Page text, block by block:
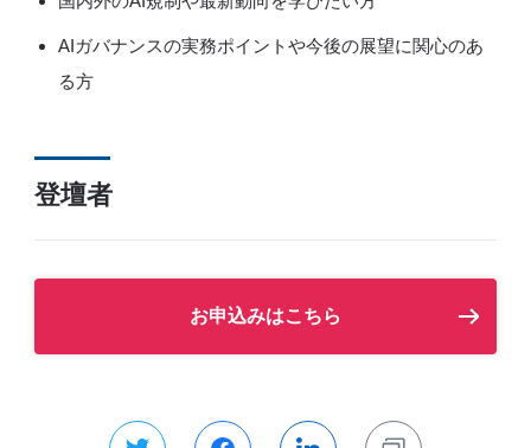
AIガバナンスの実務ポイントや今後の展望に関心のあ
る方
登壇者
お申込みはこちら